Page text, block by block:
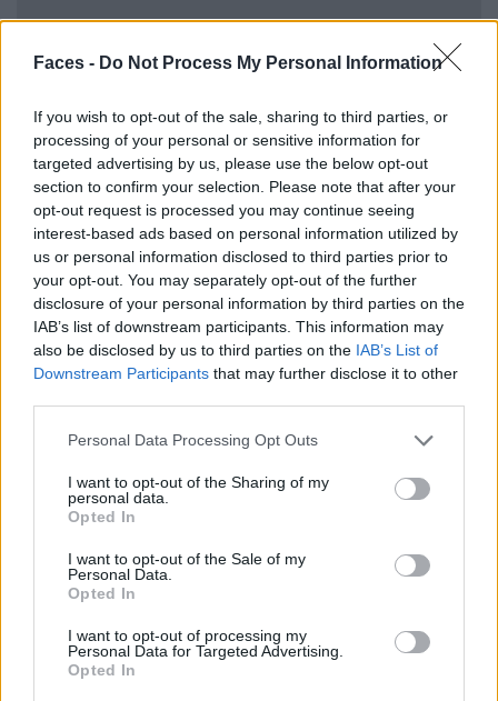
Faces - Do Not Process My Personal Information
If you wish to opt-out of the sale, sharing to third parties, or
processing of your personal or sensitive information for
targeted advertising by us, please use the below opt-out
section to confirm your selection. Please note that after your
opt-out request is processed you may continue seeing
interest-based ads based on personal information utilized by
us or personal information disclosed to third parties prior to
your opt-out. You may separately opt-out of the further
disclosure of your personal information by third parties on the
IAB’s list of downstream participants. This information may
also be disclosed by us to third parties on the IAB’s List of
Downstream Participants that may further disclose it to other
Personal Data Processing Opt Outs
I want to opt-out of the Sharing of my
personal data.
Opted In
I want to opt-out of the Sale of my
Personal Data.
Opted In
I want to opt-out of processing my
Personal Data for Targeted Advertising.
Opted In
Sérum Revitalisant Fortifiant, 60 ml, 197.00